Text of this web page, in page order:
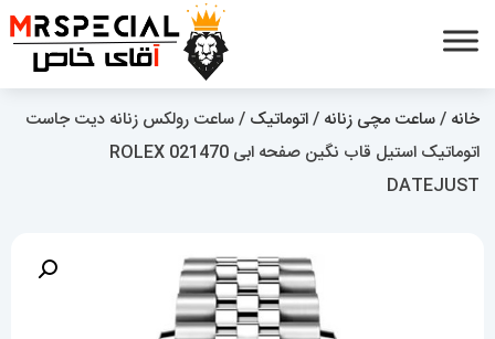
خانه /ساعت مچی زنانه /اتوماتیک / ساعت رولکس زنانه دیت جاست
اتوماتیک استیل قاب نگین صفحه ابی 021470 ROLEX
DATEJUST